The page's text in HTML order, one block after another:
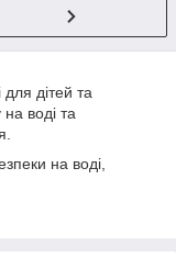
для дітей та
воді та
на воді,
на